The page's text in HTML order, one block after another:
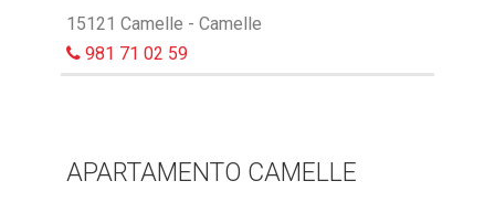
15121 Camelle - Camelle
981 71 02 59
APARTAMENTO CAMELLE